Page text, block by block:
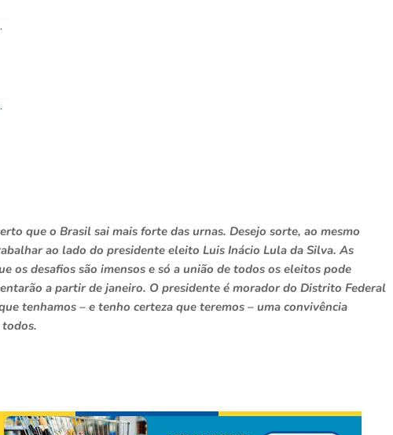
que o Brasil sai mais forte das urnas. Desejo sorte, ao mesmo
ao lado do presidente eleito Luis Inácio Lula da Silva. As
os desafios são imensos e só a união de todos os eleitos pode
a partir de janeiro. O presidente é morador do Distrito Federal
tenhamos – e tenho certeza que teremos – uma convivência